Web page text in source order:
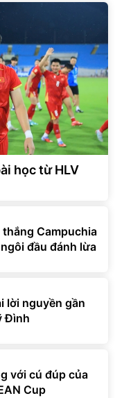
học từ HLV
Campuchia
đầu đánh lừa
lời nguyền gần
Đình
với cú đúp của
Cup